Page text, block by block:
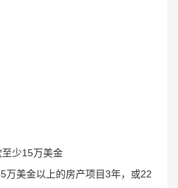
少15万美金
万美金以上的房产项目3年，或22